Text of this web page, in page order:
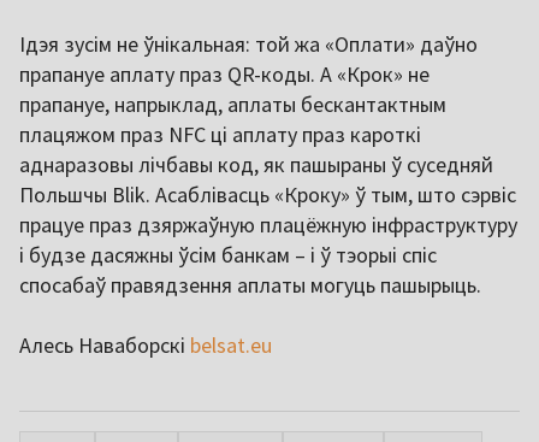
Ідэя зусім не ўнікальная: той жа «Оплати» даўно
прапануе аплату праз QR-коды. А «Крок» не
прапануе, напрыклад, аплаты бескантактным
плацяжом праз NFC ці аплату праз кароткі
аднаразовы лічбавы код, як пашыраны ў суседняй
Польшчы Blik. Асаблівасць «Кроку» ў тым, што сэрвіс
працуе праз дзяржаўную плацёжную інфраструктуру
і будзе дасяжны ўсім банкам – і ў тэорыі спіс
спосабаў правядзення аплаты могуць пашырыць.
Алесь Наваборскі belsat.eu